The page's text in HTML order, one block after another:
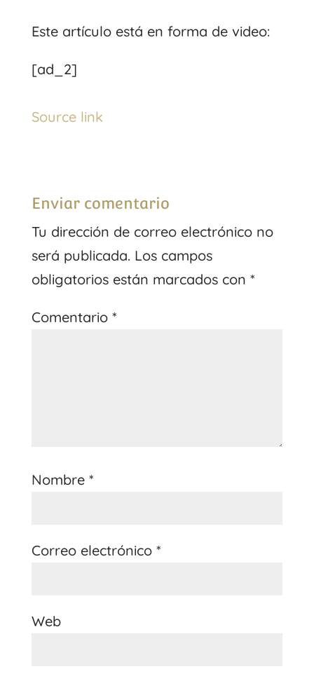
Este artículo está en forma de video:
[ad_2]
Source link
Enviar comentario
Tu dirección de correo electrónico no
será publicada. Los campos
obligatorios están marcados con *
Comentario *
Nombre *
Correo electrónico *
Web